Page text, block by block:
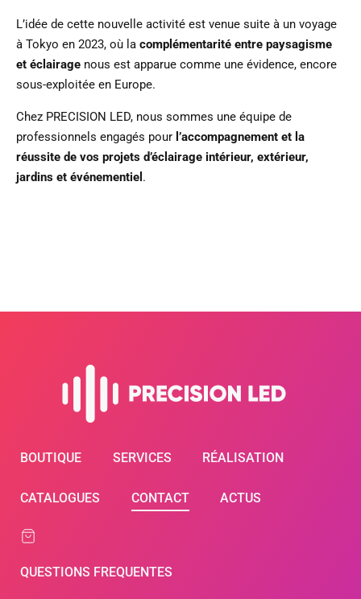
L’idée de cette nouvelle activité est venue suite à un voyage
à Tokyo en 2023, où la complémentarité entre paysagisme
et éclairage nous est apparue comme une évidence, encore
sous-exploitée en Europe.
Chez PRECISION LED, nous sommes une équipe de
professionnels engagés pour l’accompagnement et la
réussite de vos projets d’éclairage intérieur, extérieur,
jardins et événementiel .
BOUTIQUE SERVICES RÉALISATION
CATALOGUES CONTACT ACTUS
QUESTIONS FREQUENTES